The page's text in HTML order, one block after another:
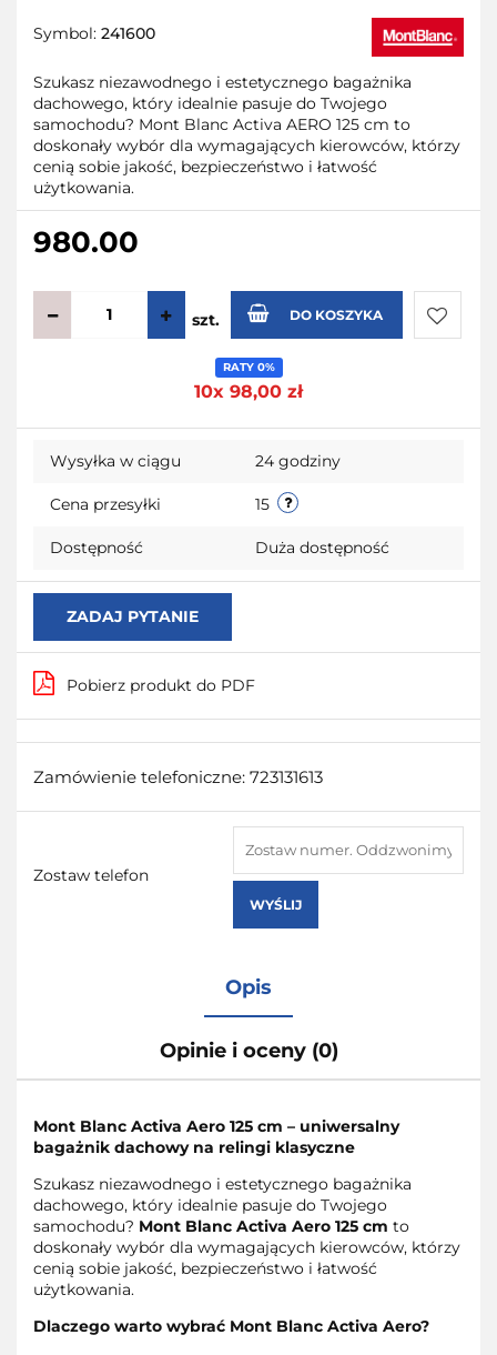
Symbol: 241600
Szukasz niezawodnego i estetycznego bagażnika
dachowego, który idealnie pasuje do Twojego
samochodu? Mont Blanc Activa AERO 125 cm to
doskonały wybór dla wymagających kierowców, którzy
cenią sobie jakość, bezpieczeństwo i łatwość
użytkowania.
980.00
szt. DO KOSZYKA
RATY 0%
10x 98,00 zł
Wysyłka w ciągu 24 godziny
Cena przesyłki 15
Dostępność Duża dostępność
ZADAJ PYTANIE
Pobierz produkt do PDF
Zamówienie telefoniczne: 723131613
Zostaw telefon
WYŚLIJ
Opis
Opinie i oceny (0)
Mont Blanc Activa Aero 125 cm – uniwersalny
bagażnik dachowy na relingi klasyczne
Szukasz niezawodnego i estetycznego bagażnika
dachowego, który idealnie pasuje do Twojego
samochodu? Mont Blanc Activa Aero 125 cm to
doskonały wybór dla wymagających kierowców, którzy
cenią sobie jakość, bezpieczeństwo i łatwość
użytkowania.
Dlaczego warto wybrać Mont Blanc Activa Aero?